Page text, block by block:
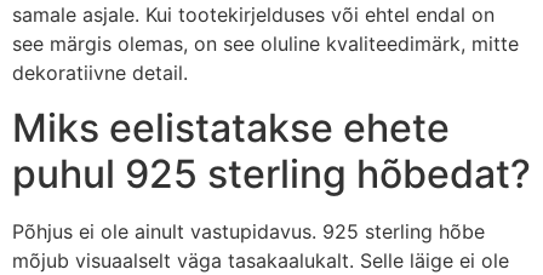
samale asjale. Kui tootekirjelduses või ehtel endal on
see märgis olemas, on see oluline kvaliteedimärk, mitte
dekoratiivne detail.
Miks eelistatakse ehete
puhul 925 sterling hõbedat?
Põhjus ei ole ainult vastupidavus. 925 sterling hõbe
mõjub visuaalselt väga tasakaalukalt. Selle läige ei ole